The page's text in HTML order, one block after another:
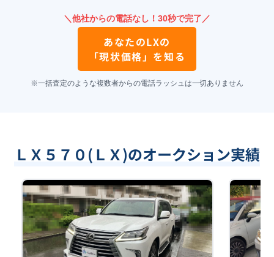
＼他社からの電話なし！30秒で完了／
あなたのLXの
「現状価格」を知る
※一括査定のような複数者からの電話ラッシュは一切ありません
ＬＸ５７０(ＬＸ)のオークション実績